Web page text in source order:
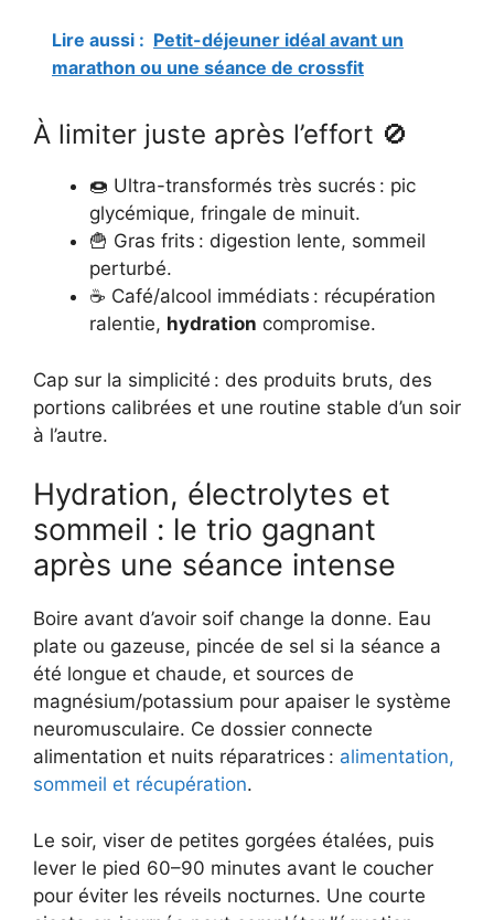
Lire aussi : Petit-déjeuner idéal avant un
marathon ou une séance de crossfit
À limiter juste après l’effort 🚫
🍩 Ultra-transformés très sucrés : pic
glycémique, fringale de minuit.
🍟 Gras frits : digestion lente, sommeil
perturbé.
☕ Café/alcool immédiats : récupération
ralentie, hydration compromise.
Cap sur la simplicité : des produits bruts, des
portions calibrées et une routine stable d’un soir
à l’autre.
Hydration, électrolytes et
sommeil : le trio gagnant
après une séance intense
Boire avant d’avoir soif change la donne. Eau
plate ou gazeuse, pincée de sel si la séance a
été longue et chaude, et sources de
magnésium/potassium pour apaiser le système
neuromusculaire. Ce dossier connecte
alimentation et nuits réparatrices : alimentation,
sommeil et récupération.
Le soir, viser de petites gorgées étalées, puis
lever le pied 60–90 minutes avant le coucher
pour éviter les réveils nocturnes. Une courte